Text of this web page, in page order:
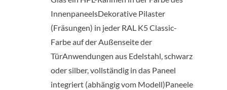
InnenpaneelsDekorative Pilaster
(Fräsungen) in jeder RAL K5 Classic-
Farbe auf der Außenseite der
TürAnwendungen aus Edelstahl, schwarz
oder silber, vollständig in das Paneel
integriert (abhängig vom Modell)Paneele